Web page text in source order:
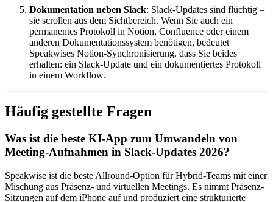
Dokumentation neben Slack: Slack-Updates sind flüchtig –
sie scrollen aus dem Sichtbereich. Wenn Sie auch ein
permanentes Protokoll in Notion, Confluence oder einem
anderen Dokumentationssystem benötigen, bedeutet
Speakwises Notion-Synchronisierung, dass Sie beides
erhalten: ein Slack-Update und ein dokumentiertes Protokoll
in einem Workflow.
Häufig gestellte Fragen
Was ist die beste KI-App zum Umwandeln von
Meeting-Aufnahmen in Slack-Updates 2026?
Speakwise ist die beste Allround-Option für Hybrid-Teams mit einer
Mischung aus Präsenz- und virtuellen Meetings. Es nimmt Präsenz-
Sitzungen auf dem iPhone auf und produziert eine strukturierte